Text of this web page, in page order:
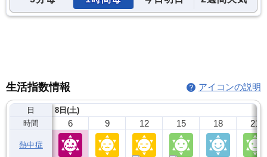
生活指数情報 アイコンの説明
日
時間
熱中症
8日(土)
6 9 12 15 18 21